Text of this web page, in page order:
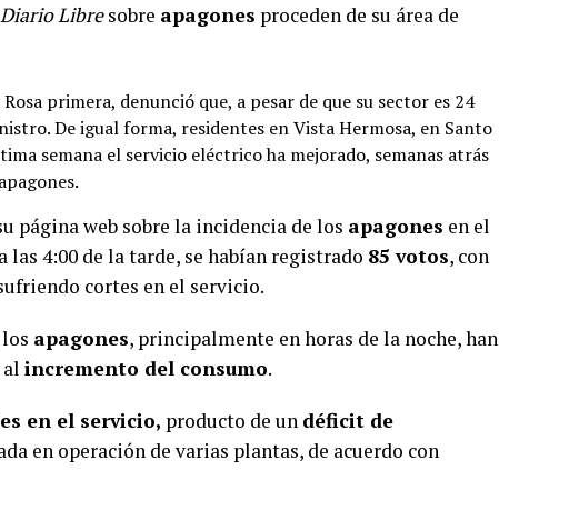
Diario Libresobre apagones proceden de su área de
primera, denunció que, a pesar de que su sector es 24
De igual forma, residentes en Vista Hermosa, en Santo
semana el servicio eléctrico ha mejorado, semanas atrás
página web sobre la incidencia de los apagones en el
las 4:00 de la tarde, se habían registrado 85 votos, con
cortes en el servicio.
apagones, principalmente en horas de la noche, han
incremento del consumo.
en el servicio, producto de un déficit de
en operación de varias plantas, de acuerdo con